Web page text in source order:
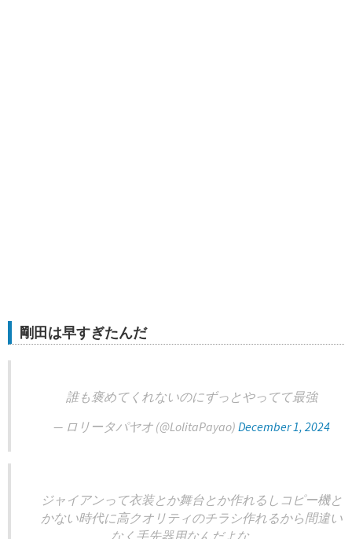
剛田は早すぎたんだ
誰も褒めてくれないのにずっとやってて最強
— ロリータパヤオ (@LolitaPayao) December 1, 2024
ジャイアンって衣装とか舞台とか作れるしコピー機と
かない時代に高クオリティのチラシ作れるから間違い
なく手先器用なんだよな……